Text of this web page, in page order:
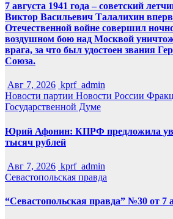
7 августа 1941 года – советский
Виктор Васильевич Талалихин
Отечественной войне совершил
воздушном бою над Москвой
врага, за что был удостоен звания
Союза.
Авг 7, 2026 kprf_admin
Новости партии Новости России
Государственной Думе
Юрий Афонин: КПРФ предложила
тысяч рублей
Авг 7, 2026 kprf_admin
Севастопольская правда
“Севастопольская правда” №30 от 7